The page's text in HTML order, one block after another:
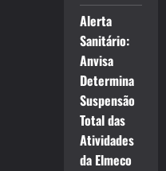
Alerta
Sanitário:
Anvisa
Determina
Suspensão
Total das
Atividades
da Elmeco